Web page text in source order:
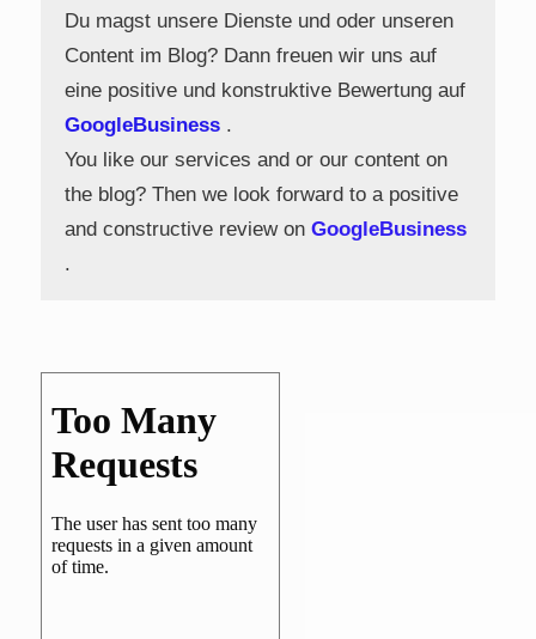
Du magst unsere Dienste und oder unseren
Content im Blog? Dann freuen wir uns auf
eine positive und konstruktive Bewertung auf
GoogleBusiness .
You like our services and or our content on
the blog? Then we look forward to a positive
and constructive review on GoogleBusiness
.